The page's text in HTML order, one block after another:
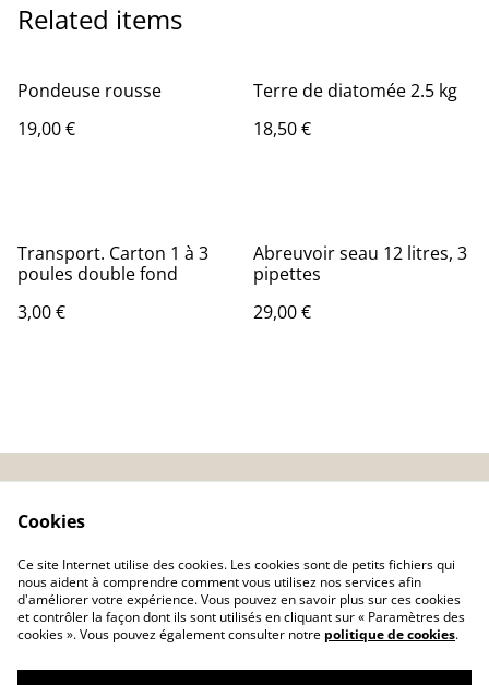
Related items
Pondeuse rousse
19,00 €
Terre de diatomée 2.5 kg
18,50 €
Transport. Carton 1 à 3
poules double fond
3,00 €
Abreuvoir seau 12 litres, 3
pipettes
29,00 €
confidentialité
Politique de cookies
Nos garanties Articles
Cookies
Ce site Internet utilise des cookies. Les cookies sont de petits fichiers qui
nous aident à comprendre comment vous utilisez nos services afin
d'améliorer votre expérience. Vous pouvez en savoir plus sur ces cookies
et contrôler la façon dont ils sont utilisés en cliquant sur « Paramètres des
cookies ». Vous pouvez également consulter notre politique de cookies.